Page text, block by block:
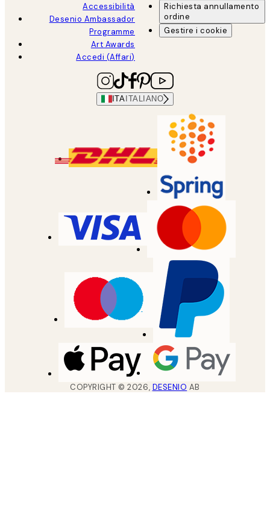
Accessibilità
Desenio Ambassador
Programme
Art Awards
Accedi (Affari)
Richiesta annullamento
ordine
Gestire i cookie
ITA ITALIANO
COPYRIGHT ©2026, DESENIO AB